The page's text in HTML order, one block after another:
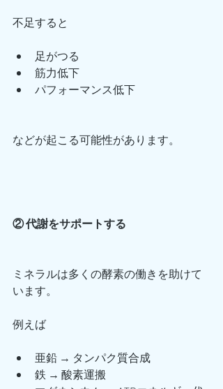
不足すると
足がつる
筋力低下
パフォーマンス低下
などが起こる可能性があります。
② 代謝をサポートする
ミネラルは多くの酵素の働きを助けて
います。
例えば
亜鉛 → タンパク質合成
鉄 → 酸素運搬